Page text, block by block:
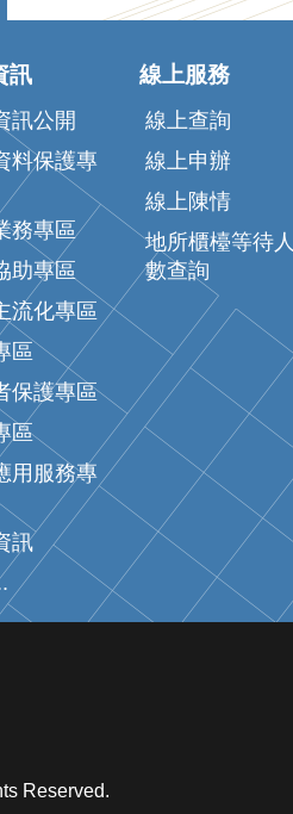
訊
訊公開
料保護專
務專區
助專區
流化專區
區
保護專區
區
用服務專
訊
線上服務
線上查詢
線上申辦
線上陳情
地所櫃檯等待人
數查詢
Reserved.